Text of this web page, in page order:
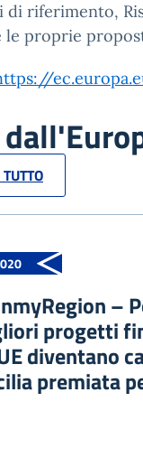
di riferimento,
le proprie
–
progetti
diventano
premiata